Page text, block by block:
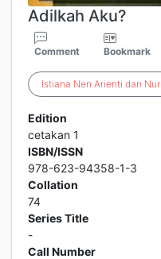
Adilkah Aku?
Comment Bookmark
Istiana Nen Arienti dan Nur
Edition
cetakan 1
ISBN/ISSN
978-623-94358-1-3
Collation
74
Series Title
-
Call Number